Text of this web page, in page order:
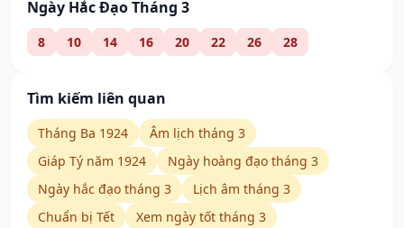
Ngày Hắc Đạo Tháng 3
8 10 14 16 20 22 26 28
Tìm kiếm liên quan
Tháng Ba 1924
Âm lịch tháng 3
Giáp Tý năm 1924
Ngày hoàng đạo tháng 3
Ngày hắc đạo tháng 3
Lịch âm tháng 3
Chuẩn bị Tết
Xem ngày tốt tháng 3